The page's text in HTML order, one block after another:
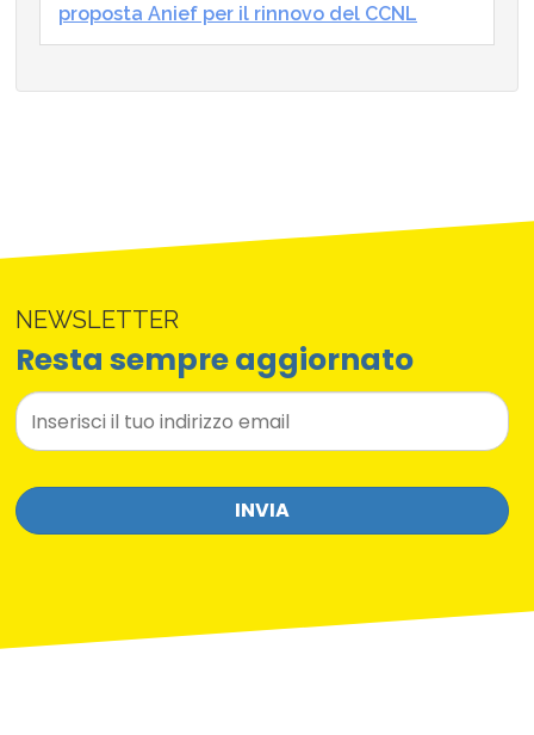
proposta Anief per il rinnovo del CCNL
NEWSLETTER
Resta sempre aggiornato